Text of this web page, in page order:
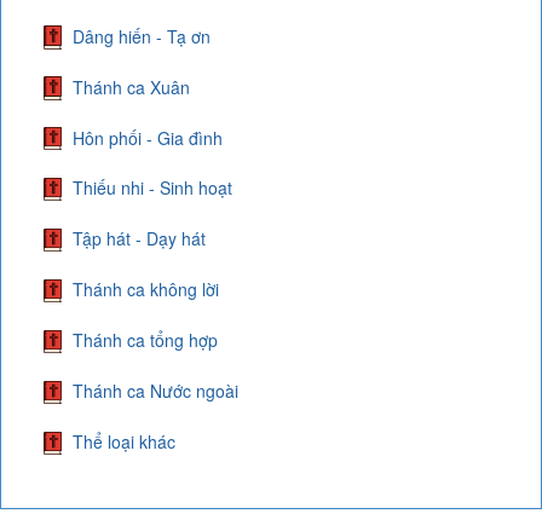
Dâng hiến - Tạ ơn
Thánh ca Xuân
Hôn phối - Gia đình
Thiếu nhi - Sinh hoạt
Tập hát - Dạy hát
Thánh ca không lời
Thánh ca tổng hợp
Thánh ca Nước ngoài
Thể loại khác